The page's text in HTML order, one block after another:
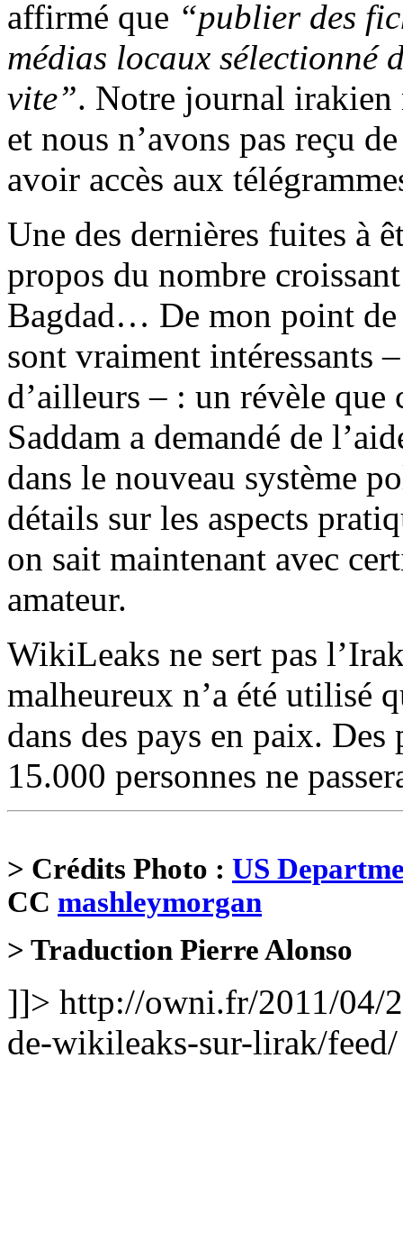
affirmé que “publier des
médias locaux sélectionné
vite”. Notre journal irakien
et nous n’avons pas reçu
avoir accès aux
Une des dernières fuites à
propos du nombre
Bagdad… De mon point de
sont vraiment intéressants
d’ailleurs – : un révèle que
Saddam a demandé de
dans le nouveau système
détails sur les aspects
on sait maintenant avec
amateur.
WikiLeaks ne sert pas
malheureux n’a été utilisé
dans des pays en paix.
15.000 personnes ne
> Crédits Photo : US
CC mashleymorgan
> Traduction Pierre Alonso
]]> http://owni.fr/2011/04/
de-wikileaks-sur-lirak/feed/